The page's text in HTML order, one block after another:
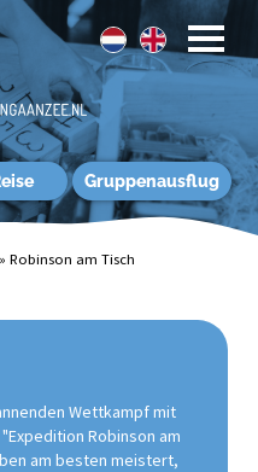
Gruppenausflug
» Robinson am Tisch
Wettkampf mit
Robinson am
am besten meistert,